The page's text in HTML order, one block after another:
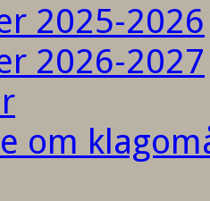
2025-2026
2026-2027
om